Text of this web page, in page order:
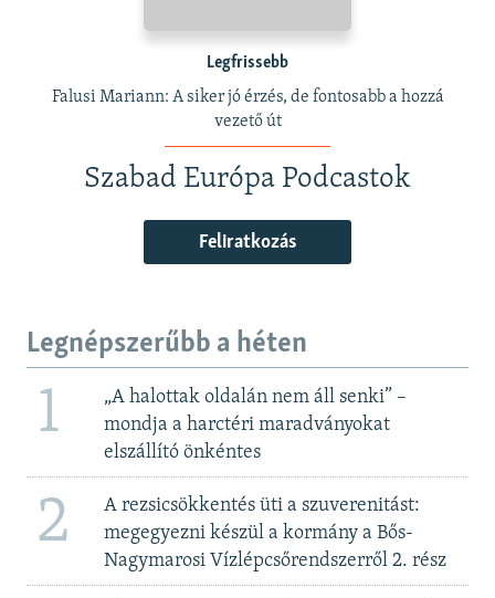
Legfrissebb
Falusi Mariann: A siker jó érzés, de fontosabb a hozzá
vezető út
Szabad Európa Podcastok
Feliratkozás
Legnépszerűbb a héten
1
„A halottak oldalán nem áll senki” –
mondja a harctéri maradványokat
elszállító önkéntes
2
A rezsicsökkentés üti a szuverenitást:
megegyezni készül a kormány a Bős-
Nagymarosi Vízlépcsőrendszerről 2. rész